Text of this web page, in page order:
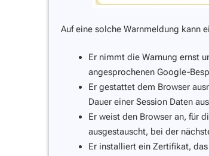
Auf eine solche Warnmeldung kann
Er nimmt die Warnung ernst
angesprochenen Google-
Er gestattet dem Browser
Dauer einer Session Daten
Er weist den Browser an, für
ausgestauscht, bei der
Er installiert ein Zertifikat,